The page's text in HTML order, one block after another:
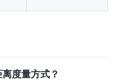
度量方式？